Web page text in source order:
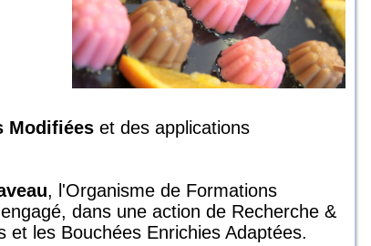
Modifiéeset des applications
, l'Organisme de Formations
dans une action de Recherche &
et les Bouchées Enrichies Adaptées.